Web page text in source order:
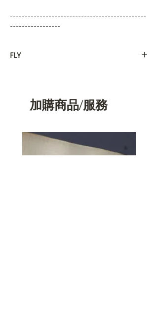
----------------------------------------------
-----------------
FLY
加購商品/服務